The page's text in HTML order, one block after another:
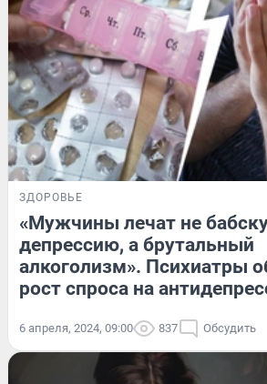
ЗДОРОВЬЕ
«Мужчины лечат не
депрессию, а брутальный
алкоголизм». Психиатры
рост спроса на
6 апреля, 2024, 09:00 837 Обсудить